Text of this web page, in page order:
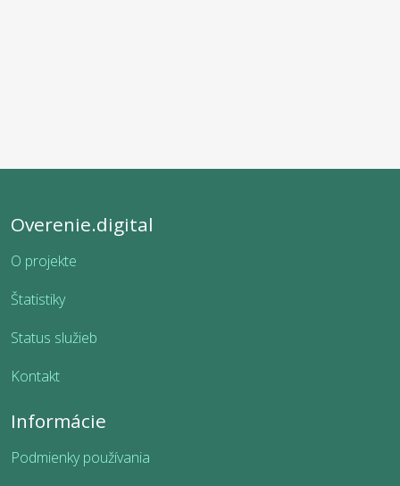
Overenie.digital
O projekte
Štatistiky
Status služieb
Kontakt
Informácie
Podmienky používania